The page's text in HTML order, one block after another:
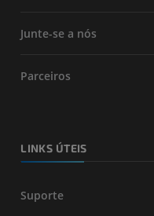
Junte-se a nós
Parceiros
LINKS ÚTEIS
Suporte